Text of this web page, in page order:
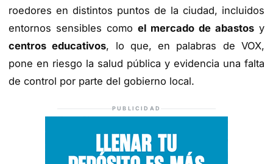
roedores en distintos puntos de la ciudad, incluidos
entornos sensibles como el mercado de abastos y
centros educativos, lo que, en palabras de VOX,
pone en riesgo la salud pública y evidencia una falta
de control por parte del gobierno local.
PUBLICIDAD